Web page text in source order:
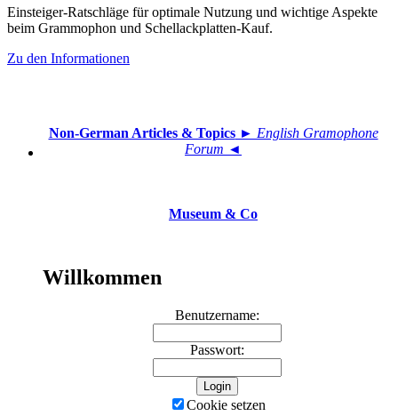
Einsteiger-Ratschläge für optimale Nutzung und wichtige Aspekte
beim Grammophon und Schellackplatten-Kauf.
Zu den Informationen
Non-German Articles & Topics► English Gramophone
Forum ◄
Museum & Co
Willkommen
Benutzername:
Passwort:
Cookie setzen